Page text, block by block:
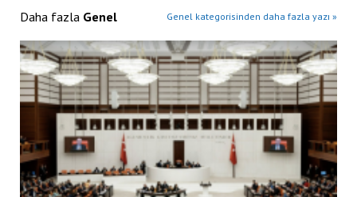
Daha fazla Genel Genel kategorisinden daha fazla yazı »